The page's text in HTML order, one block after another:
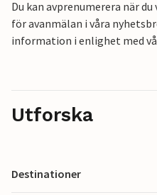
Du kan avprenumerera när
för avanmälan i våra
information i enlighet med
Utforska
Destinationer